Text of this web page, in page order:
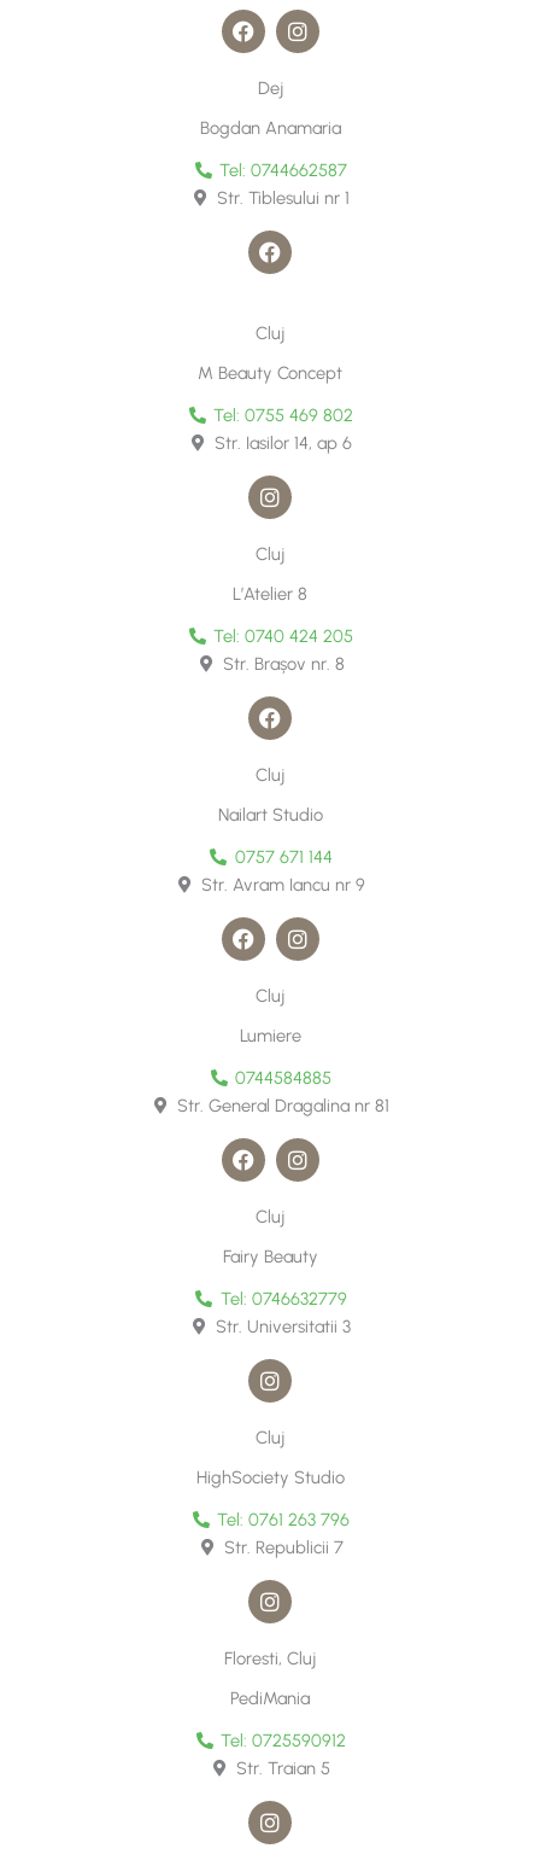
F
a
o
k
I
n
g
a
m
Dej
Bogdan Anamaria
Tel: 0744662587
Str. Tiblesului nr 1
F
a
b
o
o
Cluj
M Beauty Concept
Tel: 0755 469 802
Str. Iasilor 14, ap 6
I
n
t
a
g
a
m
Cluj
L’Atelier 8
Tel: 0740 424 205
Str. Brașov nr. 8
F
a
e
b
o
k
Cluj
Nailart Studio
0757 671 144
Str. Avram Iancu nr 9
F
a
o
k
I
n
g
a
m
Cluj
Lumiere
0744584885
Str. General Dragalina nr 81
F
a
o
k
I
n
g
a
m
Cluj
Fairy Beauty
Tel: 0746632779
Str. Universitatii 3
I
n
t
a
g
a
m
Cluj
HighSociety Studio
Tel: 0761 263 796
Str. Republicii 7
I
n
t
g
a
m
Floresti, Cluj
PediMania
Tel: 0725590912
Str. Traian 5
I
n